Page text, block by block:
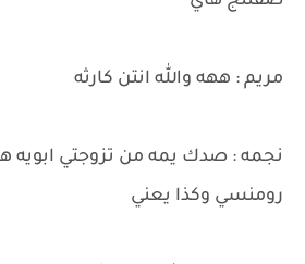
مريم : ههه والله انتن كارثه
نجمه : صدك يمه من تزوجتي ابويه
رومنسي وكذا يعني